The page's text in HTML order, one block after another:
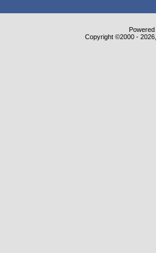
Copyright ©2000 -